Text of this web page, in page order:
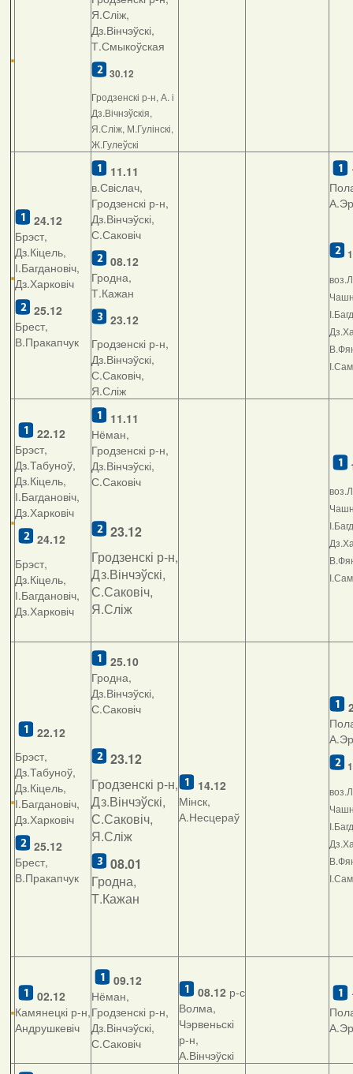
Я.Сліж,
Дз.Вінчэўскі,
Т.Смыкоўская
30.12
Гродзенскі р-н, А. і
Дз.Вічнэўскія,
Я.Сліж, М.Гулінскі,
Ж.Гулеўскі
24.12
Брэст,
Дз.Кіцель,
І.Багдановіч,
Дз.Харковіч
25.12
Брест,
В.Пракапчук
11.11
в.Свіслач,
Гродзенскі р-н,
Дз.Вінчэўскі,
С.Саковіч
08.12
Гродна,
Т.Кажан
23.12
Гродзенскі р-н,
Дз.Вінчэўскі,
С.Саковіч,
Я.Сліж
22.12
Брэст,
Дз.Табуноў,
Дз.Кіцель,
І.Багдановіч,
Дз.Харковіч
24.12
Брэст,
Дз.Кіцель,
І.Багдановіч,
Дз.Харковіч
11.11
Нёман,
Гродзенскі р-н,
Дз.Вінчэўскі,
С.Саковіч
23.12
Гродзенскі р-н,
Дз.Вінчэўскі,
С.Саковіч,
Я.Сліж
22.12
Брэст,
Дз.Табуноў,
Дз.Кіцель,
І.Багдановіч,
Дз.Харковіч
25.12
Брест,
В.Пракапчук
25.10
Гродна,
Дз.Вінчэўскі,
С.Саковіч
23.12
Гродзенскі р-н,
Дз.Вінчэўскі,
С.Саковіч,
Я.Сліж
08.01
Гродна,
Т.Кажан
14.12
Мінск,
А.Несцераў
02.12
Камянецкі р-н,
Андрушкевіч
09.12
Нёман,
Гродзенскі р-н,
Дз.Вінчэўскі,
С.Саковіч
08.12 р-с
Волма,
Чэрвеньскі
р-н,
А.Вінчэўскі